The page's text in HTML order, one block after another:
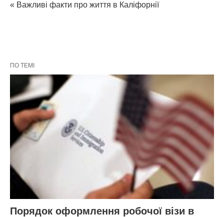
« Важливі факти про життя в Каліфорнії
ПО ТЕМІ
Порядок оформлення робочої візи в